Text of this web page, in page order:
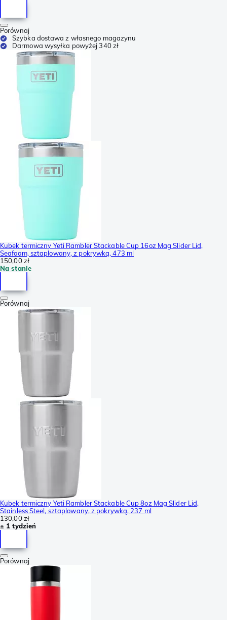
Porównaj
Szybka dostawa z własnego magazynu
Darmowa wysyłka powyżej 340 zł
Kubek termiczny Yeti Rambler Stackable Cup 16oz Mag Slider Lid,
Seafoam, sztaplowany, z pokrywką, 473 ml
150,00 zł
Na stanie
Porównaj
Kubek termiczny Yeti Rambler Stackable Cup 8oz Mag Slider Lid,
Stainless Steel, sztaplowany, z pokrywką, 237 ml
130,00 zł
± 1 tydzień
Porównaj